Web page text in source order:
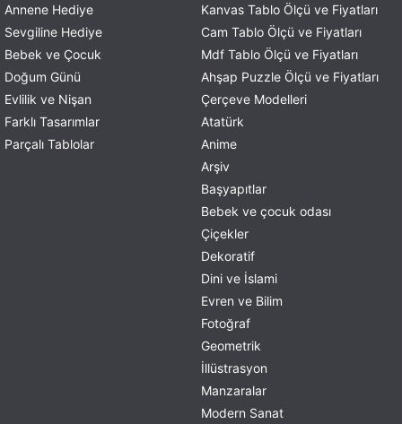
Annene Hediye
Sevgiline Hediye
Bebek ve Çocuk
Doğum Günü
Evlilik ve Nişan
Farklı Tasarımlar
Parçalı Tablolar
Kanvas Tablo Ölçü ve Fiyatları
Cam Tablo Ölçü ve Fiyatları
Mdf Tablo Ölçü ve Fiyatları
Ahşap Puzzle Ölçü ve Fiyatları
Çerçeve Modelleri
Atatürk
Anime
Arşiv
Başyapıtlar
Bebek ve çocuk odası
Çiçekler
Dekoratif
Dini ve İslami
Evren ve Bilim
Fotoğraf
Geometrik
İllüstrasyon
Manzaralar
Modern Sanat